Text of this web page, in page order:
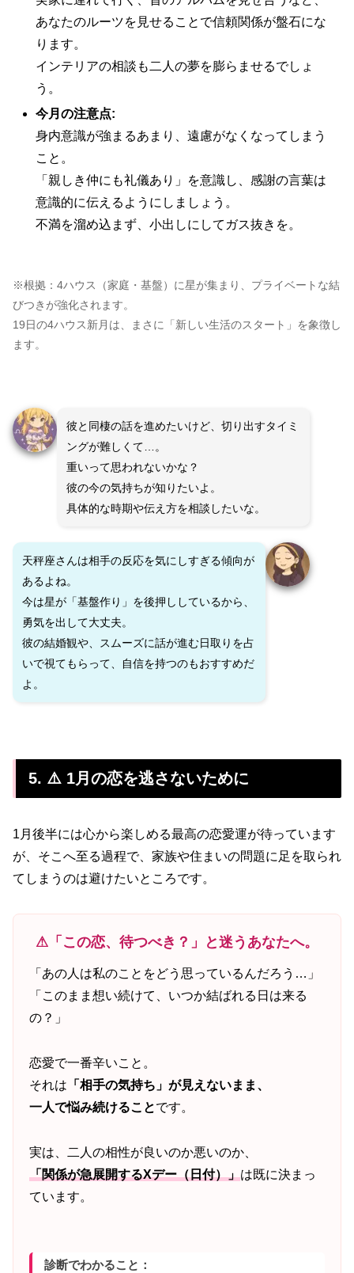
あなたのルーツを見せることで信頼関係が盤石にな
ります。
インテリアの相談も二人の夢を膨らませるでしょ
う。
今月の注意点:
身内意識が強まるあまり、遠慮がなくなってしまう
こと。
「親しき仲にも礼儀あり」を意識し、感謝の言葉は
意識的に伝えるようにしましょう。
不満を溜め込まず、小出しにしてガス抜きを。
※根拠：4ハウス（家庭・基盤）に星が集まり、プライベートな結
びつきが強化されます。
19日の4ハウス新月は、まさに「新しい生活のスタート」を象徴し
ます。
彼と同棲の話を進めたいけど、切り出すタイミ
ングが難しくて…。
重いって思われないかな？
彼の今の気持ちが知りたいよ。
具体的な時期や伝え方を相談したいな。
天秤座さんは相手の反応を気にしすぎる傾向が
あるよね。
今は星が「基盤作り」を後押ししているから、
勇気を出して大丈夫。
彼の結婚観や、スムーズに話が進む日取りを占
いで視てもらって、自信を持つのもおすすめだ
よ。
5. ⚠️ 1月の恋を逃さないために
1月後半には心から楽しめる最高の恋愛運が待っています
が、そこへ至る過程で、家族や住まいの問題に足を取られ
てしまうのは避けたいところです。
⚠「この恋、待つべき？」と迷うあなたへ。
「あの人は私のことをどう思っているんだろう…」
「このまま想い続けて、いつか結ばれる日は来る
の？」
恋愛で一番辛いこと。
それは 「相手の気持ち」が見えないまま、
一人で悩み続けることです。
実は、二人の相性が良いのか悪いのか、
「関係が急展開するXデー（日付）」は既に決まっ
ています。
診断でわかること：